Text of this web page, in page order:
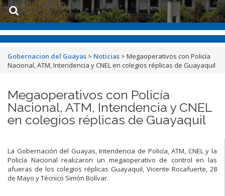
Gobernacion del Guayas > Noticias > Megaoperativos con Policía
Nacional, ATM, Intendencia y CNEL en colegios réplicas de Guayaquil
Megaoperativos con Policía
Nacional, ATM, Intendencia y CNEL
en colegios réplicas de Guayaquil
La Gobernación del Guayas, Intendencia de Policía, ATM, CNEL y la
Policía Nacional realizaron un megaoperativo de control en las
afueras de los colegios réplicas Guayaquil, Vicente Rocafuerte, 28
de Mayo y Técnico Simón Bolívar.